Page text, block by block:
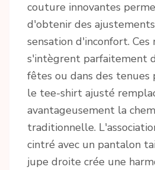
couture innovantes
d'obtenir des
sensation d'inconfort. Ces
s'intègrent parfaitement
fêtes ou dans des tenues
le tee-shirt ajusté
avantageusement la
traditionnelle.
cintré avec un pantalon
jupe droite crée une